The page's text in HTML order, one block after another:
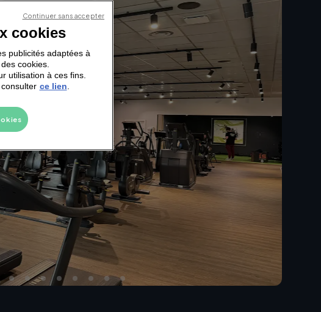
cookies
publicités adaptées à
cookies.
utilisation à ces fins.
ce lien
Continuer sans accepter